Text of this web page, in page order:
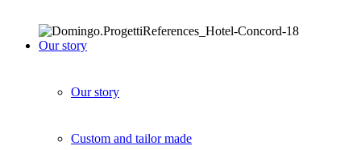
Our story
Our story
Custom and tailor made